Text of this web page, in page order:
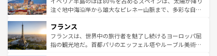
ピザやパスタなど、絶品のイタリア料理を堪能することも
ませてくれるイタリアで、忘れられない旅をしてみよう！
なお、新着のイタリア情報はコンテンツ一覧 を参照してほ
しい。
注ぐ地中海沿岸から雄大なピレネー山脈まで、多彩な自然
文化が根付くこの国では、情熱的なフラメンコ、熱気あふ
れる闘牛、そして美味しいタパスが生活の一部となってい
る。首都マドリードの洗練された雰囲気や、バルセロナの
フランス
フランスは、世界中の旅行者を魅了し続けるヨーロッパ屈
指の観光地だ。首都パリのエッフェル塔やルーブル美術館